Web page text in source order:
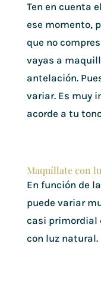
Ten en cuenta
ese momento,
que no
vayas a
antelación.
variar. Es muy
acorde a tu
Maquíllate con
En función de
puede variar
casi primordial
con luz natural.